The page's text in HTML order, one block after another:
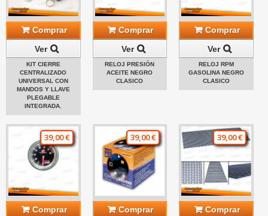
Comprar
Ver
KIT CIERRE
CENTRALIZADO
UNIVERSAL CON
MANDOS Y LLAVE
PLEGABLE
INTEGRADA.
Comprar
Ver
RELOJ PRESIÓN
ACEITE NEGRO
CLASICO
Comprar
Ver
RELOJ RPM
GASOLINA NEGRO
CLASICO
39,00 €
Comprar
39,00 €
Comprar
39,00 €
Comprar